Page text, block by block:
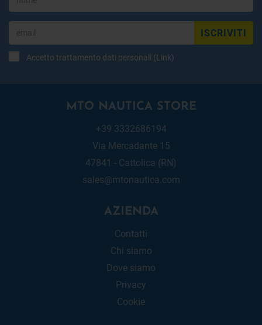
ISCRIVITI
Accetto trattamento dati personali (Link)
MTO NAUTICA STORE
+39 3332686194
Via Mercadante 15
47841 - Cattolica (RN)
sales@mtonautica.com
AZIENDA
Contatti
Chi siamo
Dove siamo
Privacy
Cookie